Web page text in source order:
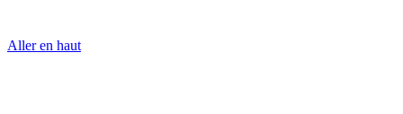
Aller en haut